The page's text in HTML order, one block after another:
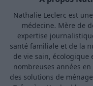
Nathalie Leclerc est
médecine. Mère de
expertise
santé familiale et de la
de vie sain, écologique
nombreuses années
des solutions de